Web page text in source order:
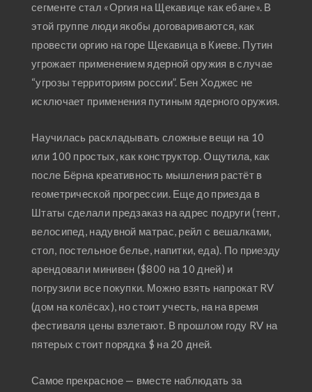
сегменте стал «Оргия на Щекавице как ебане». В
этой группе люди якобы договариваются, как
провести оргию на горе Щекавица в Киеве. Путин
угрожает применением ядерной оружия в случае
“угрозы территориям россии”. Бен Ходжес не
исключает применения путиным ядерного оружия.
Научилась раскладывать сложные вещи на 10
или 100 простых, как конструктор. Ощутила, как
после Бёрна креативность мышления растёт в
геометрической прогрессии. Еще до приезда в
Штаты сделали предзаказ на адрес подруги (тент,
велосипед, надувной матрас, рейл с вешалками,
стол, постельное белье, напитки, еда). По приезду
арендовали минивен ($800 на 10 дней) и
погрузили все покупки. Можно взять напрокат RV
(дом на колёсах), но стоит учесть, на на время
фестиваля цены взлетают. В прошлом году RV на
пятерых стоит порядка $ на 20 дней.
Самое прекрасное — вместе наблюдать за